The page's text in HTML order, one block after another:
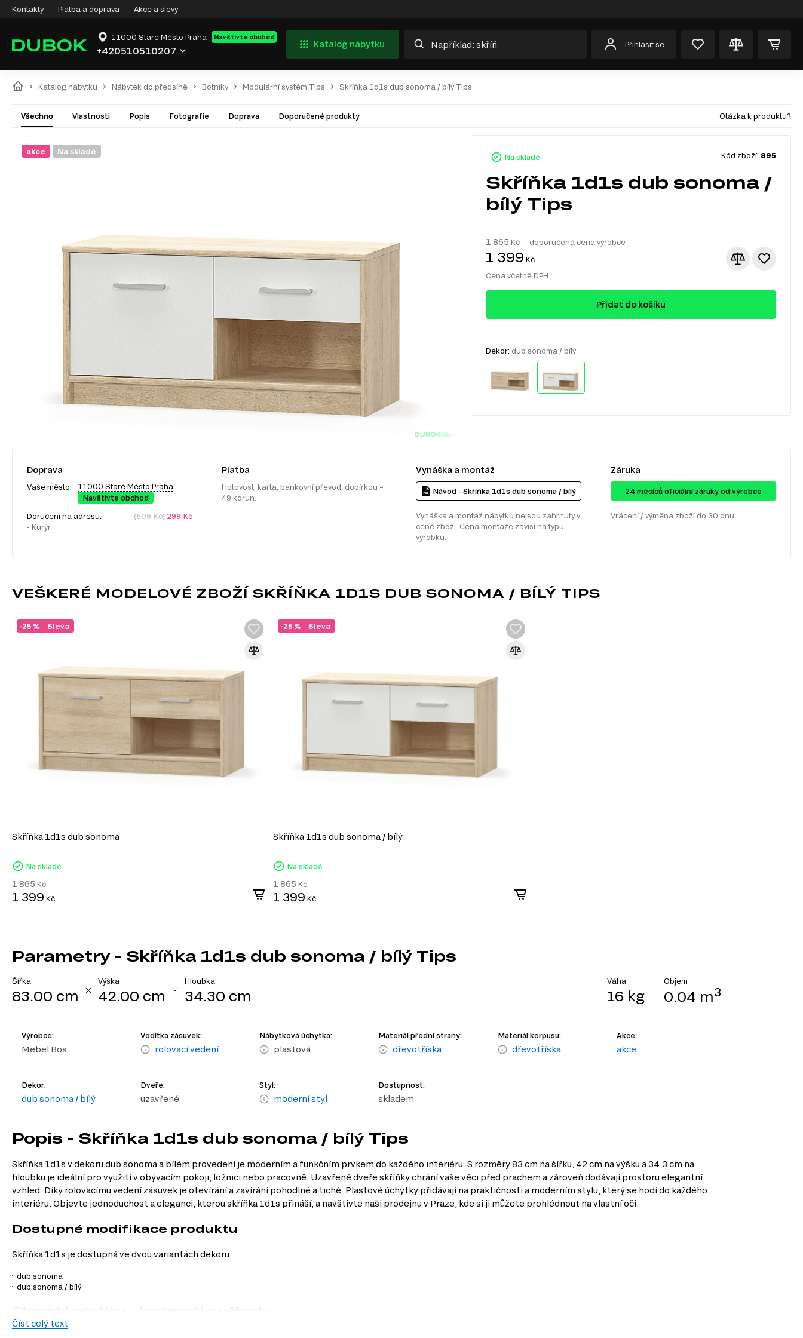
Kontakty Platba a doprava Akce a slevy
11000 Staré Město Praha Navštivte obchod
+420510510207
Katalog nábytku Přihlásit se
Katalog nábytku Nábytek do předsíně Botníky Modulární systém Tips Skříňka 1d1s dub sonoma / bílý Tips
Všechno Vlastnosti Popis Fotografie Doprava Doporučené produkty Otázka k produktu?
akce Na skladě
Na skladě Kód zboží: 895
Skříňka 1d1s dub sonoma /
bílý Tips
1 865 Kč – doporučená cena výrobce
1 399 Kč
Cena včetně DPH
Přidat do košíku
Dekor: dub sonoma / bílý
Doprava
Vaše město:
11000 Staré Město Praha
Navštivte obchod
Doručení na adresu:
- Kurýr
(509 Kč)299 Kč
Platba
Hotovost, karta, bankovní převod, dobírkou –
49 korun.
Vynáška a montáž
Návod - Skříňka 1d1s dub sonoma / bílý
Vynáška a montáž nábytku nejsou zahrnuty v
ceně zboží. Cena montáže závisí na typu
výrobku.
Záruka
24 ​​​​měsíců oficiální záruky od výrobce
Vrácení / výměna zboží do 30 dnů
VEŠKERÉ MODELOVÉ ZBOŽÍ SKŘÍŇKA 1D1S DUB SONOMA / BÍLÝ TIPS
Sleva
-25 %
Skříňka 1d1s dub sonoma
Na skladě
1 865 Kč
1 399 Kč
Sleva
-25 %
Skříňka 1d1s dub sonoma / bílý
Na skladě
1 865 Kč
1 399 Kč
Parametry - Skříňka 1d1s dub sonoma / bílý Tips
Šířka
83.00 cm
Výška
42.00 cm
Hloubka
34.30 cm
Váha
16 kg
Objem
0.04 m3
Výrobce:
Mebel Bos
Vodítka zásuvek:
rolovací vedení
Nábytková úchytka:
plastová
Materiál přední strany:
dřevotříska
Materiál korpusu:
dřevotříska
Akce:
akce
Dekor:
dub sonoma / bílý
Dveře:
uzavřené
Styl:
moderní styl
Dostupnost:
skladem
Popis - Skříňka 1d1s dub sonoma / bílý Tips
Skříňka 1d1s v dekoru dub sonoma a bílém provedení je moderním a funkčním prvkem do každého interiéru. S rozměry 83 cm na šířku, 42 cm na výšku a 34,3 cm na
hloubku je ideální pro využití v obývacím pokoji, ložnici nebo pracovně. Uzavřené dveře skříňky chrání vaše věci před prachem a zároveň dodávají prostoru elegantní
vzhled. Díky rolovacímu vedení zásuvek je otevírání a zavírání pohodlné a tiché. Plastové úchytky přidávají na praktičnosti a moderním stylu, který se hodí do každého
interiéru. Objevte jednoduchost a eleganci, kterou skříňka 1d1s přináší, a navštivte naši prodejnu v Praze, kde si ji můžete prohlédnout na vlastní oči.
Dostupné modifikace produktu
Skříňka 1d1s je dostupná ve dvou variantách dekoru:
dub sonoma
dub sonoma / bílý
Číst celý text